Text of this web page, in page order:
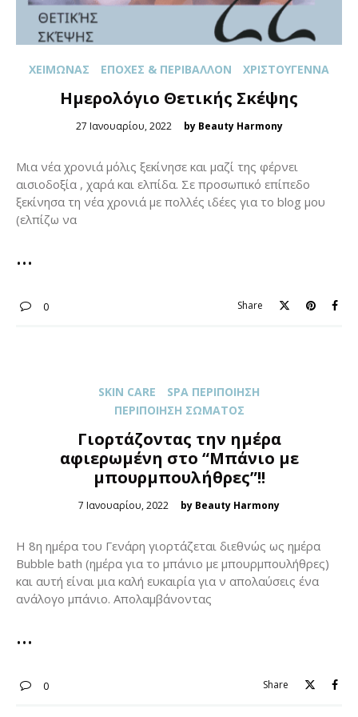
XΕΙΜΏΝΑΣ ΕΠΟΧΈΣ & ΠΕΡΙΒΆΛΛΟΝ ΧΡΙΣΤΟΎΓΕΝΝΑ
Hμερολόγιο Θετικής Σκέψης
Posted
27 Ιανουαρίου, 2022 by Beauty Harmony
Mια νέα χρονιά μόλις ξεκίνησε και μαζί της φέρνει
αισιοδοξία , χαρά και ελπίδα. Σε προσωπικό επίπεδο
ξεκίνησα τη νέα χρονιά με πολλές ιδέες για το blog μου
(ελπίζω να
0 Share
SKIN CARE
SPA ΠΕΡΙΠΟΊΗΣΗ
ΠΕΡΙΠΟΊΗΣΗ ΣΏΜΑΤΟΣ
Γιορτάζοντας την ημέρα
αφιερωμένη στο “Μπάνιο με
μπουρμπουλήθρες”!!
Posted
7 Ιανουαρίου, 2022 by Beauty Harmony
Η 8η ημέρα του Γενάρη γιορτάζεται διεθνώς ως ημέρα
Bubble bath (ημέρα για το μπάνιο με μπουρμπουλήθρες)
και αυτή είναι μια καλή ευκαιρία για ν απολαύσεις ένα
ανάλογο μπάνιο. Απολαμβάνοντας
0 Share